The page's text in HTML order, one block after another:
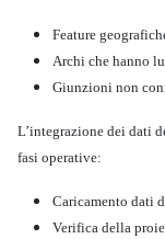
Feature
Archi che hanno
Giunzioni non
L’integrazione dei dati
fasi operative:
Caricamento dati
Verifica della